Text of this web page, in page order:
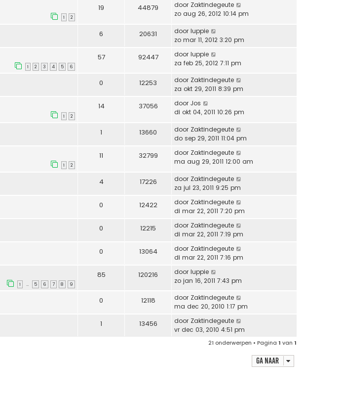
1 2
19 44879 door Zaktindegeute
zo aug 26, 2012 10:14 pm
6 20631 door luppie
zo mar 11, 2012 3:20 pm
1 2 3 4 5 6
57 92447 door luppie
za feb 25, 2012 7:11 pm
0 12253 door Zaktindegeute
za okt 29, 2011 8:39 pm
1 2
14 37056 door Jos
di okt 04, 2011 10:26 pm
1 13660 door Zaktindegeute
do sep 29, 2011 11:04 pm
1 2
11 32799 door Zaktindegeute
ma aug 29, 2011 12:00 am
4 17226 door Zaktindegeute
za jul 23, 2011 9:25 pm
0 12422 door Zaktindegeute
di mar 22, 2011 7:20 pm
0 12215 door Zaktindegeute
di mar 22, 2011 7:19 pm
0 13064 door Zaktindegeute
di mar 22, 2011 7:16 pm
1 … 5 6 7 8 9
85 120216 door luppie
zo jan 16, 2011 7:43 pm
0 12118 door Zaktindegeute
ma dec 20, 2010 1:17 pm
1 13456 door Zaktindegeute
vr dec 03, 2010 4:51 pm
21 onderwerpen • Pagina 1 van 1
Ga naar